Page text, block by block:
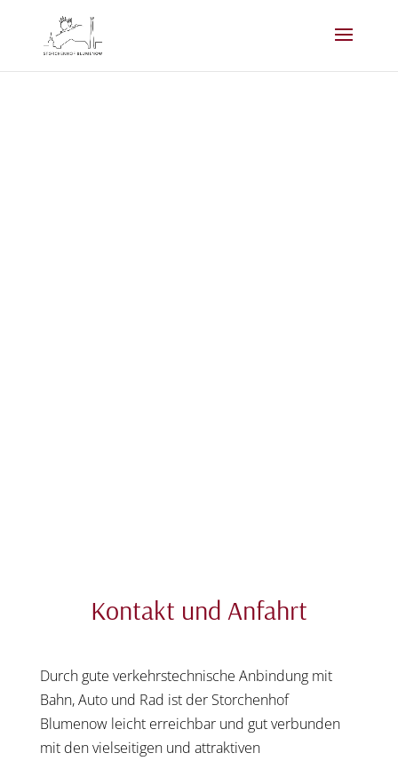
Kontakt und Anfahrt
Durch gute verkehrstechnische Anbindung mit
Bahn, Auto und Rad ist der Storchenhof
Blumenow leicht erreichbar und gut verbunden
mit den vielseitigen und attraktiven